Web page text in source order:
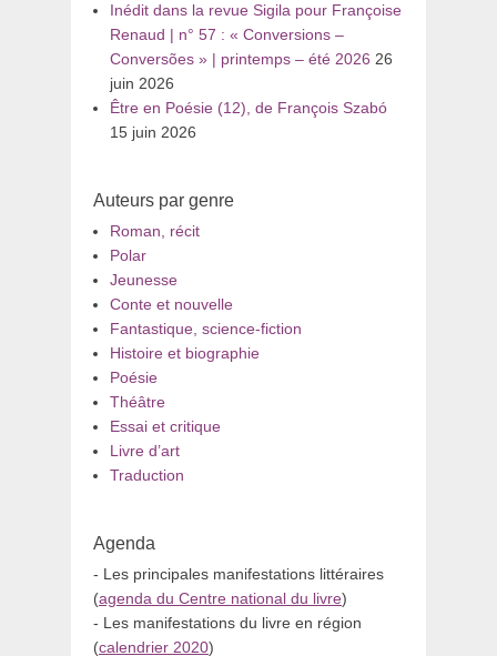
Inédit dans la revue Sigila pour Françoise
Renaud | n° 57 : « Conversions –
Conversões » | printemps – été 2026 26
juin 2026
Être en Poésie (12), de François Szabó
15 juin 2026
Auteurs par genre
Roman, récit
Polar
Jeunesse
Conte et nouvelle
Fantastique, science-fiction
Histoire et biographie
Poésie
Théâtre
Essai et critique
Livre d’art
Traduction
Agenda
- Les principales manifestations littéraires
(agenda du Centre national du livre)
- Les manifestations du livre en région
(calendrier 2020)